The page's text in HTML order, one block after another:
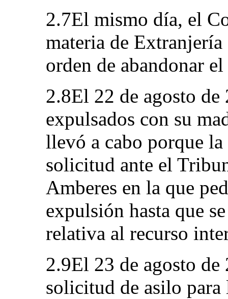
2.7El mismo día, el
materia de
orden de abandonar
2.8El 22 de agosto
expulsados con su
llevó a cabo porque
solicitud ante el
Amberes en la que
expulsión hasta que
relativa al recurso
2.9El 23 de agosto de
solicitud de asilo para